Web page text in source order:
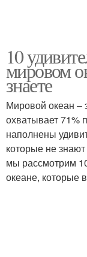
10
мировом
знаете
Мировой океан –
охватывает 71%
наполнены
которые не
мы рассмотрим
океане, которые